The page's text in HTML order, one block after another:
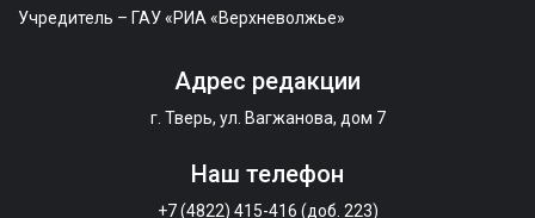
Учредитель – ГАУ «РИА «Верхневолжье»
Адрес редакции
г. Тверь, ул. Вагжанова, дом 7
Наш телефон
+7 (4822) 415-416 (доб. 223)